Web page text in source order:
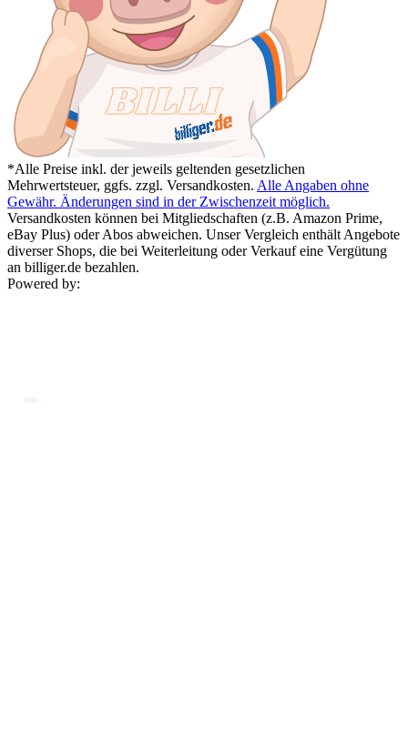
*Alle Preise inkl. der jeweils geltenden gesetzlichen
Mehrwertsteuer, ggfs. zzgl. Versandkosten. Alle Angaben ohne
Gewähr. Änderungen sind in der Zwischenzeit möglich.
Versandkosten können bei Mitgliedschaften (z.B. Amazon Prime,
eBay Plus) oder Abos abweichen. Unser Vergleich enthält Angebote
diverser Shops, die bei Weiterleitung oder Verkauf eine Vergütung
an billiger.de bezahlen.
Powered by: